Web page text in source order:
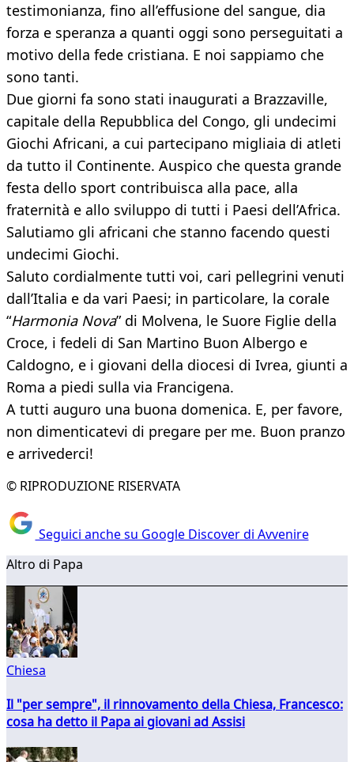
testimonianza, fino all’effusione del sangue, dia
forza e speranza a quanti oggi sono perseguitati a
motivo della fede cristiana. E noi sappiamo che
sono tanti.
Due giorni fa sono stati inaugurati a Brazzaville,
capitale della Repubblica del Congo, gli undecimi
Giochi Africani, a cui partecipano migliaia di atleti
da tutto il Continente. Auspico che questa grande
festa dello sport contribuisca alla pace, alla
fraternità e allo sviluppo di tutti i Paesi dell’Africa.
Salutiamo gli africani che stanno facendo questi
undecimi Giochi.
Saluto cordialmente tutti voi, cari pellegrini venuti
dall’Italia e da vari Paesi; in particolare, la corale
“Harmonia Nova” di Molvena, le Suore Figlie della
Croce, i fedeli di San Martino Buon Albergo e
Caldogno, e i giovani della diocesi di Ivrea, giunti a
Roma a piedi sulla via Francigena.
A tutti auguro una buona domenica. E, per favore,
non dimenticatevi di pregare per me. Buon pranzo
e arrivederci!
© RIPRODUZIONE RISERVATA
Seguici anche su Google Discover di Avvenire
Altro di Papa
Chiesa
Il "per sempre", il rinnovamento della Chiesa, Francesco:
cosa ha detto il Papa ai giovani ad Assisi